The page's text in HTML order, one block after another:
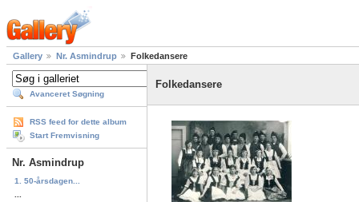
Gallery Nr. Asmindrup Folkedansere
Avanceret Søgning
RSS feed for dette album
Start Fremvisning
Nr. Asmindrup
1. 50-årsdagen...
Folkedansere